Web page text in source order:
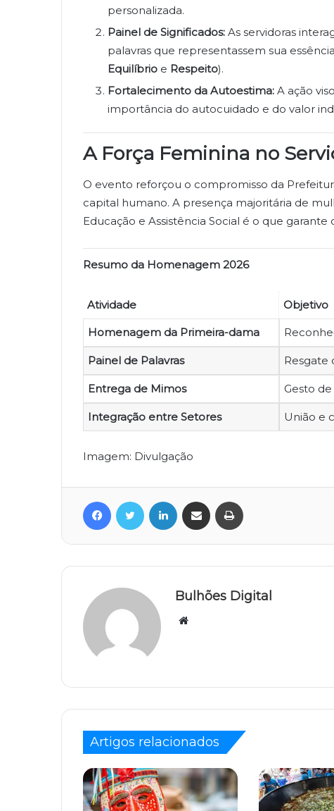
personalizada.
Painel de Significados: As servidoras
palavras que representassem sua
Equilíbrio e Respeito).
Fortalecimento da Autoestima: A ação
importância do autocuidado e do valor
A Força Feminina no
O evento reforçou o compromisso da
capital humano. A presença majoritária de
Educação e Assistência Social é o que
Resumo da Homenagem 2026
Atividade Objetivo
Homenagem da Primeira-dama
Painel de Palavras Resgate
Entrega de Mimos Gesto
Integração entre Setores União e
Imagem: Divulgação
FacebookTwitter Linkedin Compartilhar via e-mail
Bulhões Digital
Website
Artigos relacionados